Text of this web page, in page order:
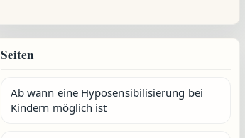
Seiten
Ab wann eine Hyposensibilisierung bei
Kindern möglich ist